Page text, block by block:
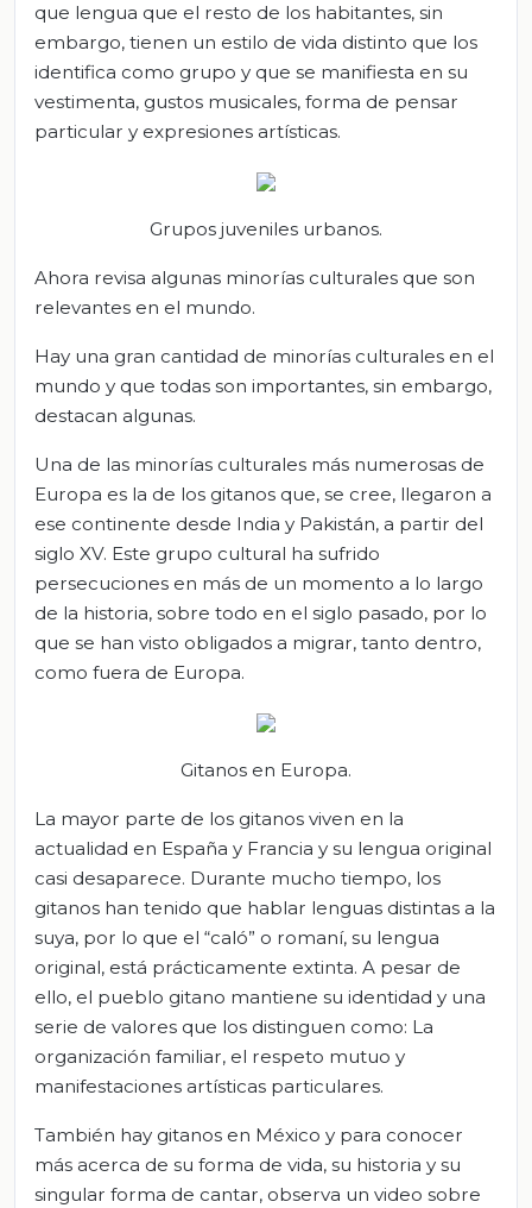
que lengua que el resto de los habitantes, sin
embargo, tienen un estilo de vida distinto que los
identifica como grupo y que se manifiesta en su
vestimenta, gustos musicales, forma de pensar
particular y expresiones artísticas.
Grupos juveniles urbanos.
Ahora revisa algunas minorías culturales que son
relevantes en el mundo.
Hay una gran cantidad de minorías culturales en el
mundo y que todas son importantes, sin embargo,
destacan algunas.
Una de las minorías culturales más numerosas de
Europa es la de los gitanos que, se cree, llegaron a
ese continente desde India y Pakistán, a partir del
siglo XV. Este grupo cultural ha sufrido
persecuciones en más de un momento a lo largo
de la historia, sobre todo en el siglo pasado, por lo
que se han visto obligados a migrar, tanto dentro,
como fuera de Europa.
Gitanos en Europa.
La mayor parte de los gitanos viven en la
actualidad en España y Francia y su lengua original
casi desaparece. Durante mucho tiempo, los
gitanos han tenido que hablar lenguas distintas a la
suya, por lo que el “caló” o romaní, su lengua
original, está prácticamente extinta. A pesar de
ello, el pueblo gitano mantiene su identidad y una
serie de valores que los distinguen como: La
organización familiar, el respeto mutuo y
manifestaciones artísticas particulares.
También hay gitanos en México y para conocer
más acerca de su forma de vida, su historia y su
singular forma de cantar, observa un video sobre